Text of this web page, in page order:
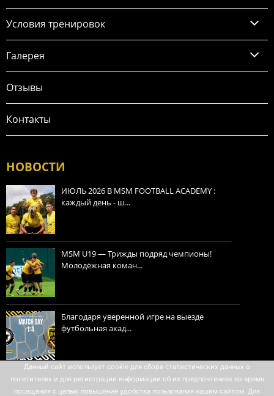
НОВОСТИ
ИЮЛЬ 2026 В MSM FOOTBALL ACADEMY :
каждый день - ш...
MSM U19 — Трижды подряд чемпионы!
Молодёжная коман...
Благодаря уверенной игре на выезде
футбольная акад...
Условия тренировок
Галерея
Отзывы
Контакты
Политика конфиденциальности
Данный сайт использует cookie для сбора статистических данных о
посетителях и для регистрации информации об их предпочтениях во время
посещения с целью повышение удобства пользования нашим сайтом. Для